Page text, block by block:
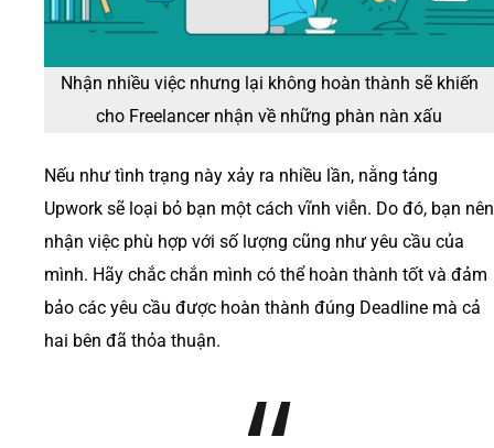
Nhận nhiều việc nhưng lại không hoàn thành sẽ khiến
cho Freelancer nhận về những phàn nàn xấu
Nếu như tình trạng này xảy ra nhiều lần, nằng tảng
Upwork sẽ loại bỏ bạn một cách vĩnh viễn. Do đó, bạn nên
nhận việc phù hợp với số lượng cũng như yêu cầu của
mình. Hãy chắc chắn mình có thể hoàn thành tốt và đảm
bảo các yêu cầu được hoàn thành đúng Deadline mà cả
hai bên đã thỏa thuận.